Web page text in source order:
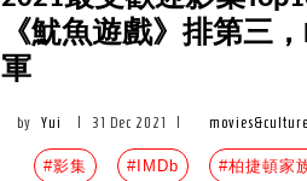
《魷魚遊戲》排第三
軍
by Yui 31 Dec 2021 movies&culture
#影集 #IMDb #柏捷頓家